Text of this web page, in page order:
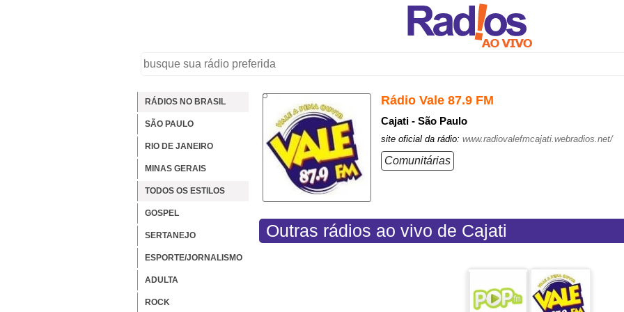
RÁDIOS NO BRASIL
SÃO PAULO
RIO DE JANEIRO
MINAS GERAIS
TODOS OS ESTILOS
GOSPEL
SERTANEJO
ESPORTE/JORNALISMO
ADULTA
ROCK
Rádio Vale 87.9 FM
Cajati - São Paulo
site oficial da rádio: www.radiovalefmcajati.webradios.net/
Comunitárias
Outras rádios ao vivo de Cajati